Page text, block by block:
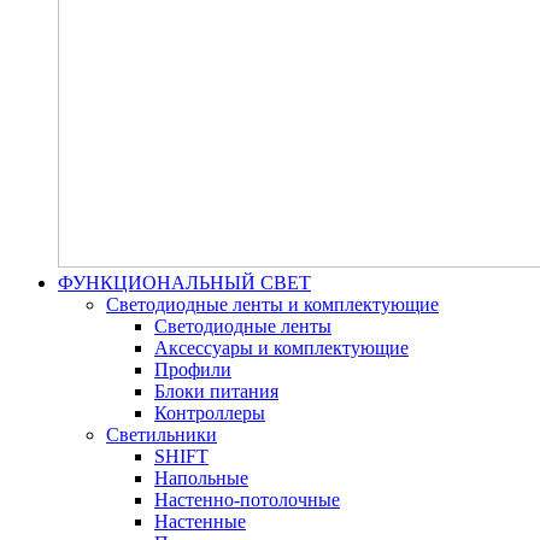
ФУНКЦИОНАЛЬНЫЙ СВЕТ
Светодиодные ленты и комплектующие
Светодиодные ленты
Аксессуары и комплектующие
Профили
Блоки питания
Контроллеры
Светильники
SHIFT
Напольные
Настенно-потолочные
Настенные